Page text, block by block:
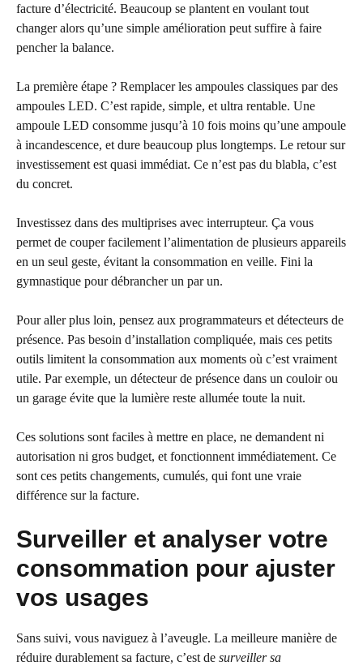
facture d’électricité. Beaucoup se plantent en voulant tout
changer alors qu’une simple amélioration peut suffire à faire
pencher la balance.
La première étape ? Remplacer les ampoules classiques par des
ampoules LED. C’est rapide, simple, et ultra rentable. Une
ampoule LED consomme jusqu’à 10 fois moins qu’une ampoule
à incandescence, et dure beaucoup plus longtemps. Le retour sur
investissement est quasi immédiat. Ce n’est pas du blabla, c’est
du concret.
Investissez dans des multiprises avec interrupteur. Ça vous
permet de couper facilement l’alimentation de plusieurs appareils
en un seul geste, évitant la consommation en veille. Fini la
gymnastique pour débrancher un par un.
Pour aller plus loin, pensez aux programmateurs et détecteurs de
présence. Pas besoin d’installation compliquée, mais ces petits
outils limitent la consommation aux moments où c’est vraiment
utile. Par exemple, un détecteur de présence dans un couloir ou
un garage évite que la lumière reste allumée toute la nuit.
Ces solutions sont faciles à mettre en place, ne demandent ni
autorisation ni gros budget, et fonctionnent immédiatement. Ce
sont ces petits changements, cumulés, qui font une vraie
différence sur la facture.
Surveiller et analyser votre
consommation pour ajuster
vos usages
Sans suivi, vous naviguez à l’aveugle. La meilleure manière de
réduire durablement sa facture, c’est de surveiller sa